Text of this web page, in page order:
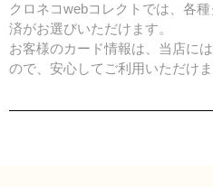
クロネコwebコレクトでは、各
済がお選びいただけます。
お客様のカード情報は、当店に
ので、安心してご利用いただけま